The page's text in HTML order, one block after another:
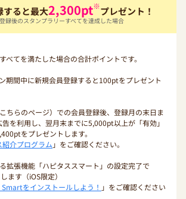
すると最大2,300pt※プレゼント！
録後のスタンプラリーすべてを達成した場合
てを満たした場合の合計ポイントです。
期間中に新規会員登録すると100ptをプレゼント
ちらのページ）での会員登録後、登録月の末日ま
を利用し、翌月末までに5,000pt以上が「有効」
をプレゼントします。
紹介プログラム 」をご確認ください。
拡張機能「ハピタススマート」の設定完了で
ます（iOS限定）
をインストールしよう！ 」をご確認ください